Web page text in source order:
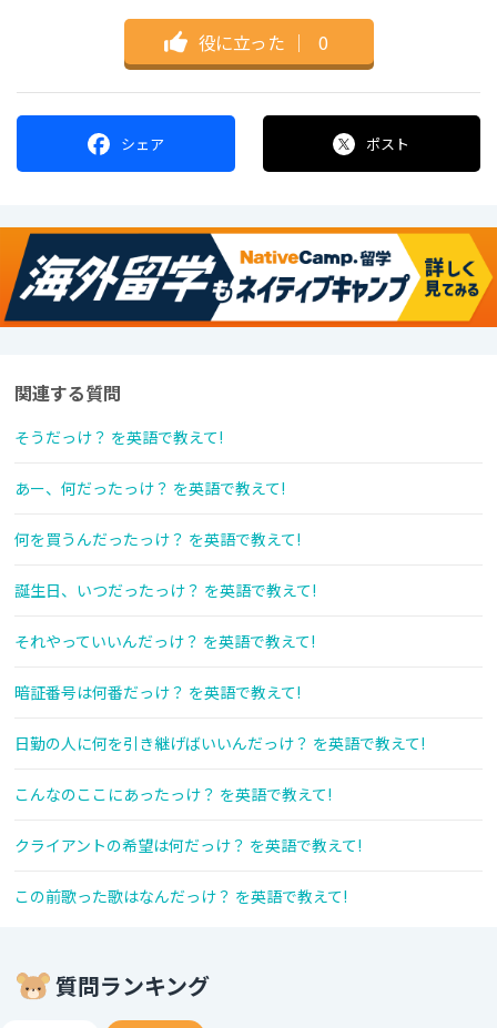
役に立った ｜ 0
シェア ポスト
関連する質問
そうだっけ？ を英語で教えて!
あー、何だったっけ？ を英語で教えて!
何を買うんだったっけ？ を英語で教えて!
誕生日、いつだったっけ？ を英語で教えて!
それやっていいんだっけ？ を英語で教えて!
暗証番号は何番だっけ？ を英語で教えて!
日勤の人に何を引き継げばいいんだっけ？ を英語で教えて!
こんなのここにあったっけ？ を英語で教えて!
クライアントの希望は何だっけ？ を英語で教えて!
この前歌った歌はなんだっけ？ を英語で教えて!
質問ランキング